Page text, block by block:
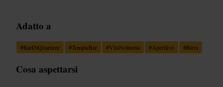
Adatto a
#BarDiQuartiere #TempleBar #VitaNotturna #Aperitivo #Birra
Cosa aspettarsi